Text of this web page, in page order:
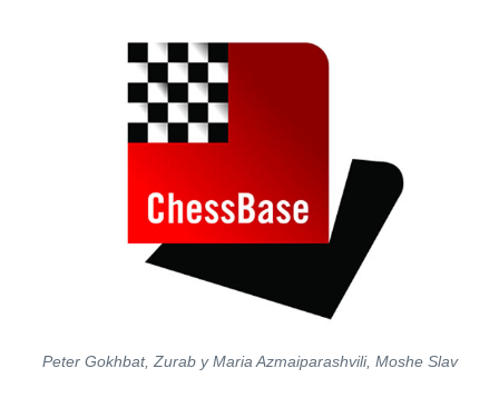
Peter Gokhbat, Zurab y Maria Azmaiparashvili, Moshe Slav